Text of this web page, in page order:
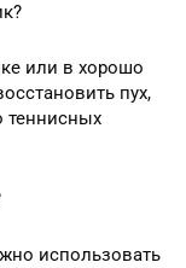
или в хорошо
пух,
теннисных
использовать